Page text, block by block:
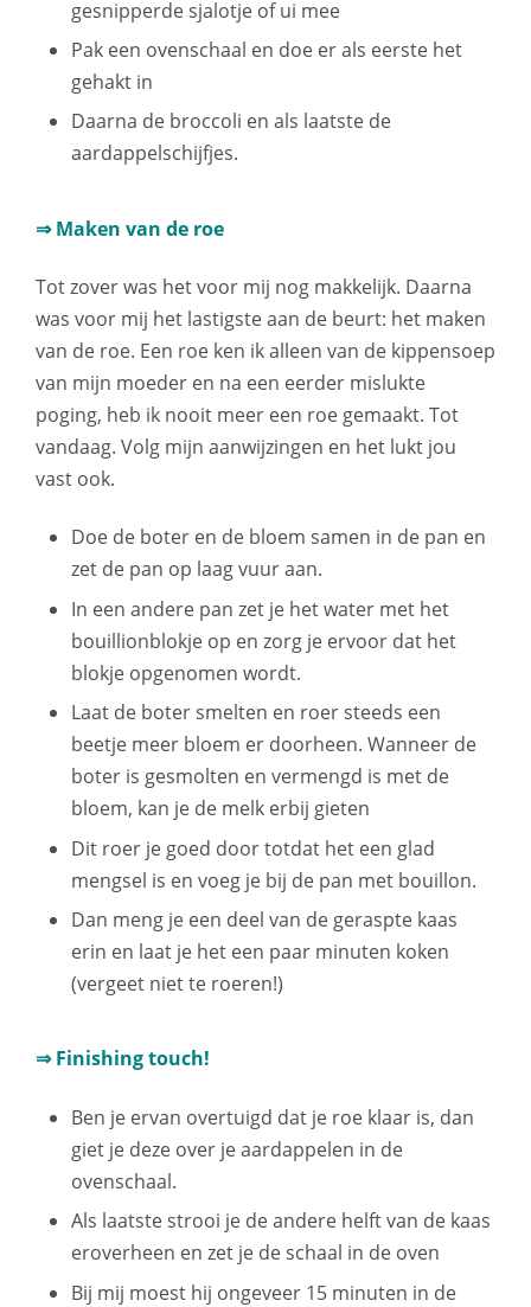
gesnipperde sjalotje of ui mee
Pak een ovenschaal en doe er als eerste het
gehakt in
Daarna de broccoli en als laatste de
aardappelschijfjes.
⇒ Maken van de roe
Tot zover was het voor mij nog makkelijk. Daarna
was voor mij het lastigste aan de beurt: het maken
van de roe. Een roe ken ik alleen van de kippensoep
van mijn moeder en na een eerder mislukte
poging, heb ik nooit meer een roe gemaakt. Tot
vandaag. Volg mijn aanwijzingen en het lukt jou
vast ook.
Doe de boter en de bloem samen in de pan en
zet de pan op laag vuur aan.
In een andere pan zet je het water met het
bouillionblokje op en zorg je ervoor dat het
blokje opgenomen wordt.
Laat de boter smelten en roer steeds een
beetje meer bloem er doorheen. Wanneer de
boter is gesmolten en vermengd is met de
bloem, kan je de melk erbij gieten
Dit roer je goed door totdat het een glad
mengsel is en voeg je bij de pan met bouillon.
Dan meng je een deel van de geraspte kaas
erin en laat je het een paar minuten koken
(vergeet niet te roeren!)
⇒ Finishing touch!
Ben je ervan overtuigd dat je roe klaar is, dan
giet je deze over je aardappelen in de
ovenschaal.
Als laatste strooi je de andere helft van de kaas
eroverheen en zet je de schaal in de oven
Bij mij moest hij ongeveer 15 minuten in de